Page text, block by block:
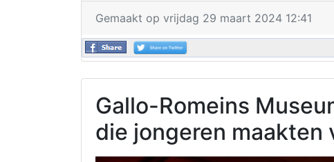
Gemaakt op vrijdag 29 maart 2024 12:41
Gallo-Romeins
die jongeren